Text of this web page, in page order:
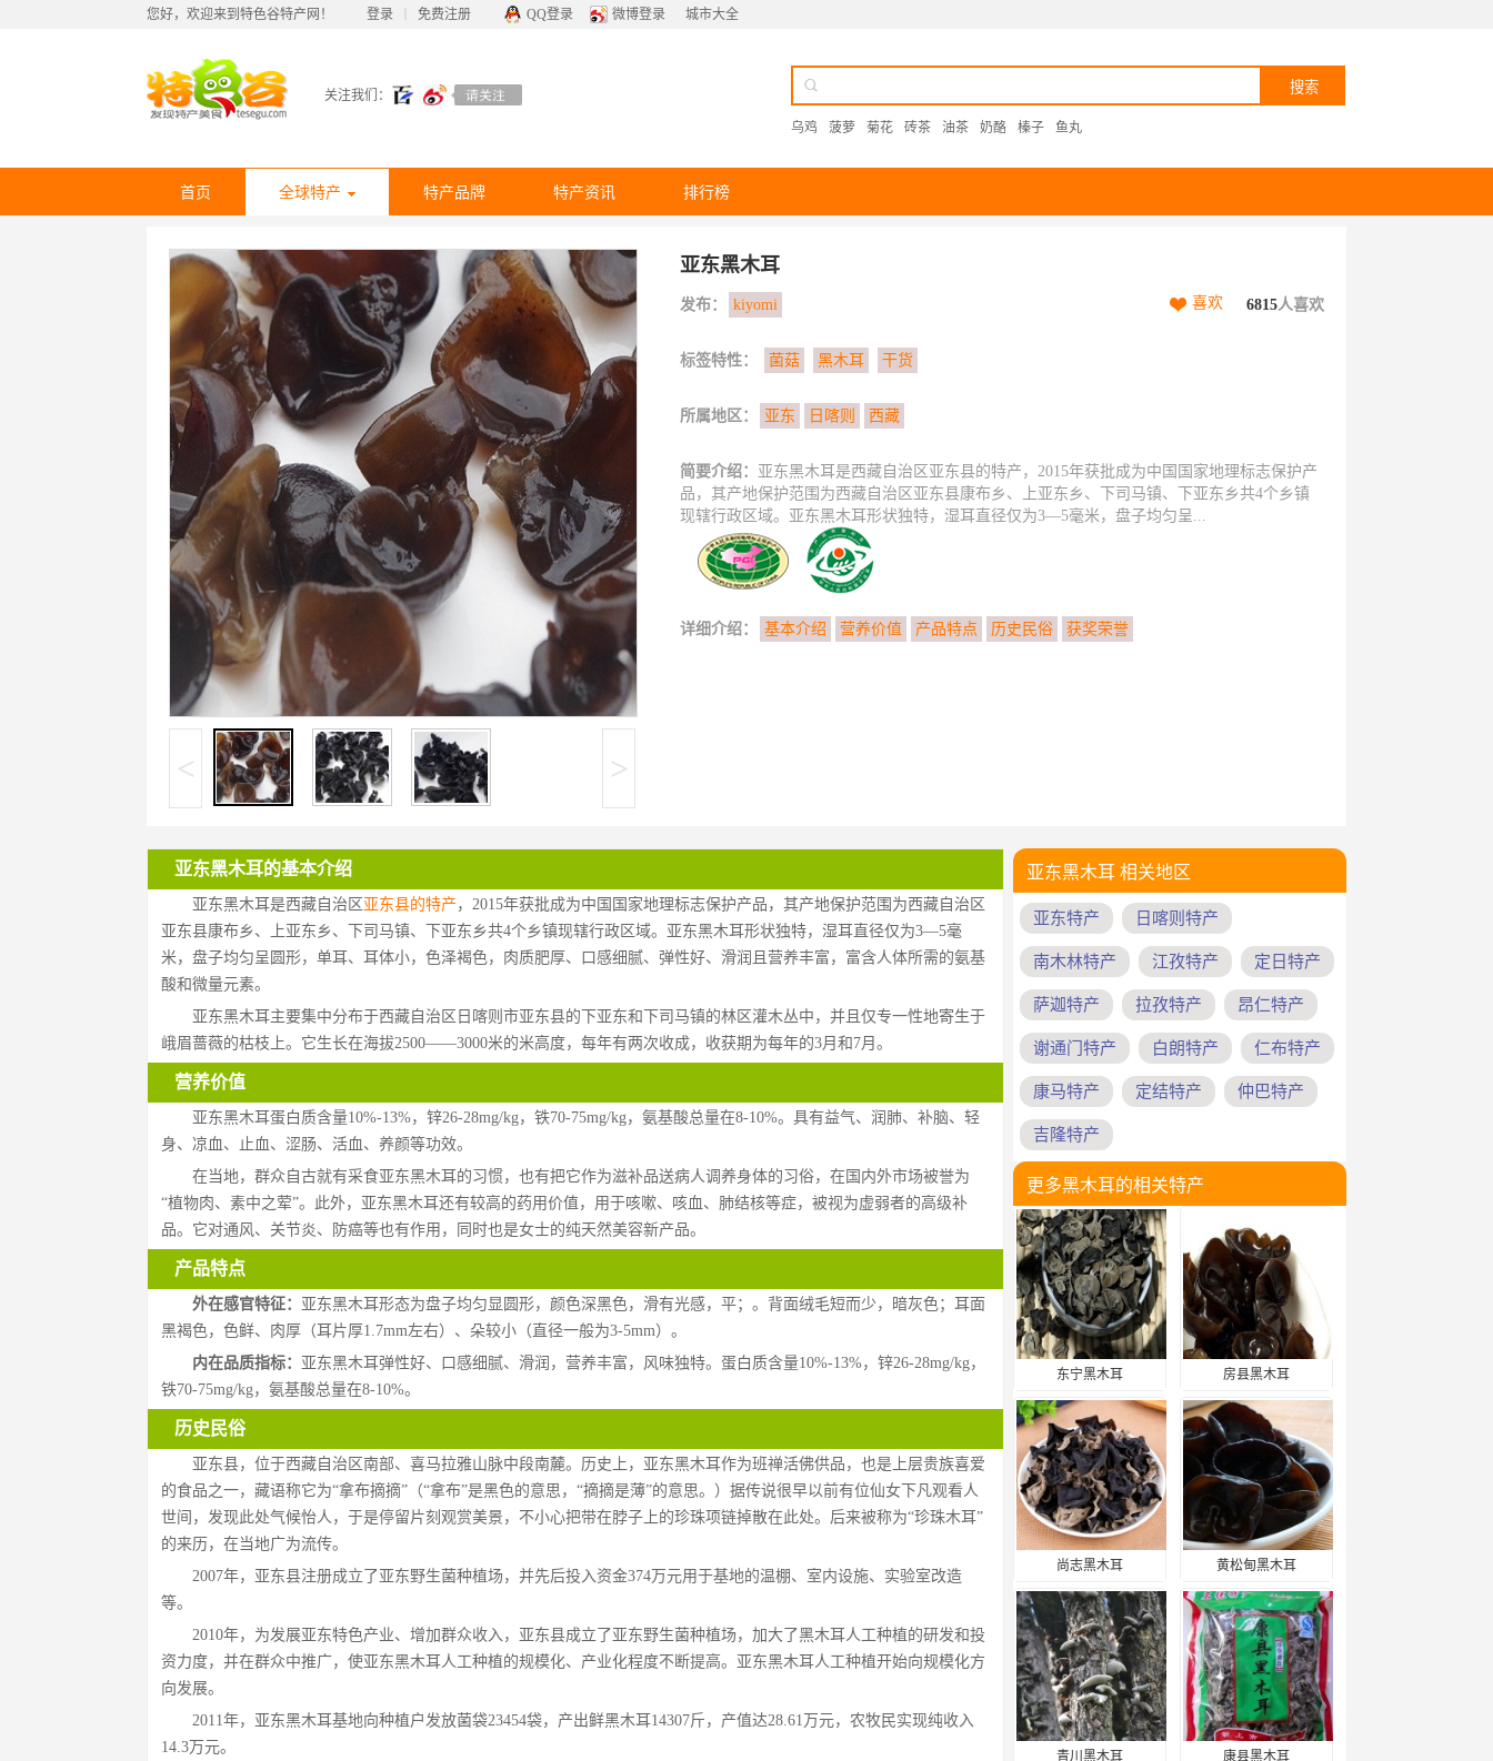
您好，欢迎来到特色谷特产网！ 登录 免费注册 QQ登录 微博登录 城市大全
关注我们：
乌鸡 菠萝 菊花 砖茶 油茶 奶酪 榛子 鱼丸
首页 全球特产 特产品牌 特产资讯 排行榜
< >
亚东黑木耳
发布： kiyomi 喜欢 6815人喜欢
标签特性： 菌菇 黑木耳 干货
所属地区： 亚东 日喀则 西藏
简要介绍： 亚东黑木耳是西藏自治区亚东县的特产，2015年获批成为中国国家地理标志保护产
品，其产地保护范围为西藏自治区亚东县康布乡、上亚东乡、下司马镇、下亚东乡共4个乡镇
现辖行政区域。亚东黑木耳形状独特，湿耳直径仅为3—5毫米，盘子均匀呈...
详细介绍： 基本介绍 营养价值 产品特点 历史民俗 获奖荣誉
亚东黑木耳的基本介绍
亚东黑木耳是西藏自治区 亚东县的特产 ，2015年获批成为中国国家地理标志保护产品，其产地保护范围为西藏自治区
亚东县康布乡、上亚东乡、下司马镇、下亚东乡共4个乡镇现辖行政区域。亚东黑木耳形状独特，湿耳直径仅为3—5毫
米，盘子均匀呈圆形，单耳、耳体小，色泽褐色，肉质肥厚、口感细腻、弹性好、滑润且营养丰富，富含人体所需的氨基
酸和微量元素。
亚东黑木耳主要集中分布于西藏自治区日喀则市亚东县的下亚东和下司马镇的林区灌木丛中，并且仅专一性地寄生于
峨眉蔷薇的枯枝上。它生长在海拔2500——3000米的米高度，每年有两次收成，收获期为每年的3月和7月。
营养价值
亚东黑木耳蛋白质含量10%-13%，锌26-28mg/kg，铁70-75mg/kg，氨基酸总量在8-10%。具有益气、润肺、补脑、轻
身、凉血、止血、涩肠、活血、养颜等功效。
在当地，群众自古就有采食亚东黑木耳的习惯，也有把它作为滋补品送病人调养身体的习俗，在国内外市场被誉为
“植物肉、素中之荤”。此外，亚东黑木耳还有较高的药用价值，用于咳嗽、咳血、肺结核等症，被视为虚弱者的高级补
品。它对通风、关节炎、防癌等也有作用，同时也是女士的纯天然美容新产品。
产品特点
外在感官特征： 亚东黑木耳形态为盘子均匀显圆形，颜色深黑色，滑有光感，平；。背面绒毛短而少，暗灰色；耳面
黑褐色，色鲜、肉厚（耳片厚1.7mm左右）、朵较小（直径一般为3-5mm）。
内在品质指标： 亚东黑木耳弹性好、口感细腻、滑润，营养丰富，风味独特。蛋白质含量10%-13%，锌26-28mg/kg，
铁70-75mg/kg，氨基酸总量在8-10%。
历史民俗
亚东县，位于西藏自治区南部、喜马拉雅山脉中段南麓。历史上，亚东黑木耳作为班禅活佛供品，也是上层贵族喜爱
的食品之一，藏语称它为“拿布摘摘”（“拿布”是黑色的意思，“摘摘是薄”的意思。）据传说很早以前有位仙女下凡观看人
世间，发现此处气候怡人，于是停留片刻观赏美景，不小心把带在脖子上的珍珠项链掉散在此处。后来被称为“珍珠木耳”
的来历，在当地广为流传。
2007年，亚东县注册成立了亚东野生菌种植场，并先后投入资金374万元用于基地的温棚、室内设施、实验室改造
等。
2010年，为发展亚东特色产业、增加群众收入，亚东县成立了亚东野生菌种植场，加大了黑木耳人工种植的研发和投
资力度，并在群众中推广，使亚东黑木耳人工种植的规模化、产业化程度不断提高。亚东黑木耳人工种植开始向规模化方
向发展。
2011年，亚东黑木耳基地向种植户发放菌袋23454袋，产出鲜黑木耳14307斤，产值达28.61万元，农牧民实现纯收入
14.3万元。
亚东黑木耳 相关地区
亚东特产 日喀则特产
南木林特产 江孜特产 定日特产
萨迦特产 拉孜特产 昂仁特产
谢通门特产 白朗特产 仁布特产
康马特产 定结特产 仲巴特产
吉隆特产
更多黑木耳的相关特产
东宁黑木耳 房县黑木耳
尚志黑木耳 黄松甸黑木耳
青川黑木耳 康县黑木耳